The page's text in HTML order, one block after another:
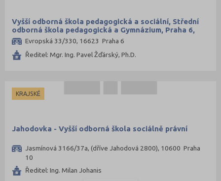
Cheb (1)
Jihlava (1)
Karlovy Vary (1)
Kroměříž (1)
Ostrava-město (3)
Pardubice (1)
Plzeň-město (3)
Humanitní
Obchod, podnikání, služby
Policejní a vojenské
Právní
Sportovní
Teologické
Textilní a obuvnické
Zemědělské a ekologické
Vyšší odborná škola pedagogická a sociální, Střední
odborná škola pedagogická a Gymnázium, Praha 6,
Evropská 33
Evropská 33/330, 16623 Praha 6
Ředitel: Mgr. Ing. Pavel Žďárský, Ph.D.
KRAJSKÉ
Jahodovka - Vyšší odborná škola sociálně právní
Jasmínová 3166/37a, (dříve Jahodová 2800), 10600 Praha
10
Ředitel: Ing. Milan Johanis